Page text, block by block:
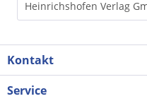
Heinrichshofen Verlag
Kontakt
Service